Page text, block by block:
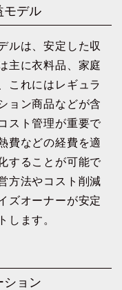
モデル
ルは、安定した収
主に衣料品、家庭
これにはレギュラ
ョン商品などが含
スト管理が重要で
費などの経費を適
することが可能で
方法やコスト削減
ズオーナーが安定
します。
ション